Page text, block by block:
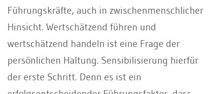
Führungskräfte, auch in zwischenmenschlicher
Hinsicht. Wertschätzend führen und
wertschätzend handeln ist eine Frage der
persönlichen Haltung. Sensibilisierung hierfür
der erste Schritt. Denn es ist ein